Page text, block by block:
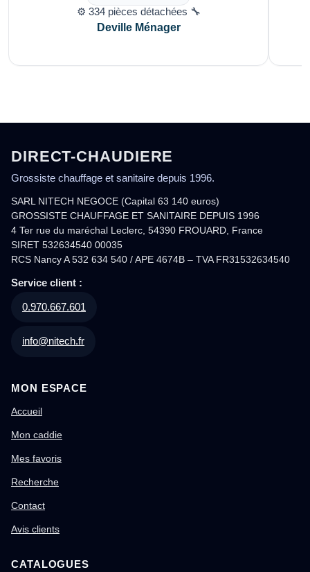
⚙️ 334 pièces détachées 🔧
Deville Ménager
DIRECT-CHAUDIERE
Grossiste chauffage et sanitaire depuis 1996.
SARL NITECH NEGOCE (Capital 63 140 euros)
GROSSISTE CHAUFFAGE ET SANITAIRE DEPUIS 1996
4 Ter rue du maréchal Leclerc, 54390 FROUARD, France
SIRET 532634540 00035
RCS Nancy A 532 634 540 / APE 4674B – TVA FR31532634540
Service client :
0.970.667.601
info@nitech.fr
MON ESPACE
Accueil
Mon caddie
Mes favoris
Recherche
Contact
Avis clients
CATALOGUES